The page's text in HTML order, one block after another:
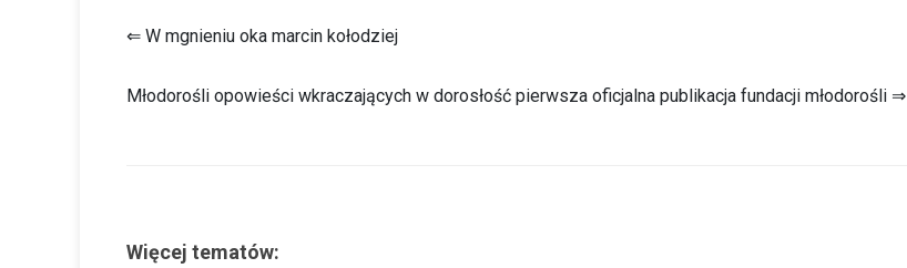
⇐ W mgnieniu oka marcin kołodziej
Młodorośli opowieści wkraczających w dorosłość pierwsza oficjalna publikacja fundacji młodorośli ⇒
Więcej tematów: